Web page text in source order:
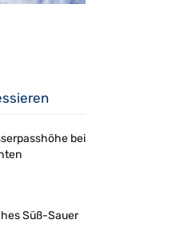
bei
Süß-Sauer